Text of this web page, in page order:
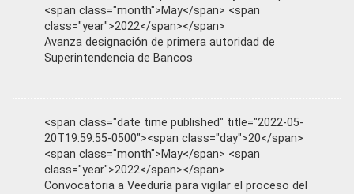
<span class="month">May</span> <span
class="year">2022</span></span>
Avanza designación de primera autoridad de
Superintendencia de Bancos
<span class="date time published" title="2022-05-
20T19:59:55-0500"><span class="day">20</span>
<span class="month">May</span> <span
class="year">2022</span></span>
Convocatoria a Veeduría para vigilar el proceso del